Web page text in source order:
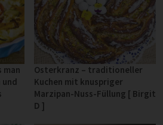
man
Osterkranz – traditioneller
Kuchen mit knuspriger
Marzipan-Nuss-Füllung [ Birgit
D ]